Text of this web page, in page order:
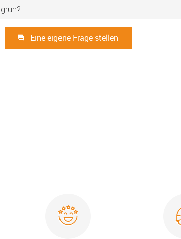
Eine eigene Frage stellen